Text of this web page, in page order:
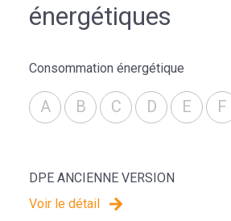
énergétiques
Consommation énergétique
A B C D E F
DPE ANCIENNE VERSION
Voir le détail